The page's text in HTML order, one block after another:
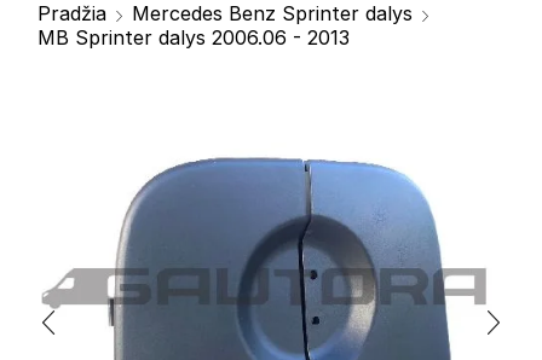
Pradžia
Mercedes Benz Sprinter dalys
MB Sprinter dalys 2006.06 - 2013